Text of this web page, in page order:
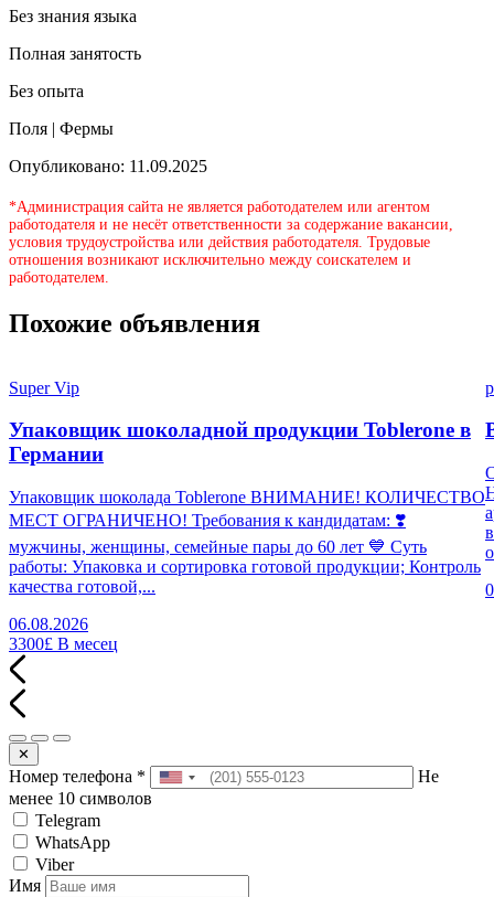
Без знания языка
Полная занятость
Без опыта
Поля | Фермы
Опубликовано: 11.09.2025
*Администрация сайта не является работодателем или агентом
работодателя и не несёт ответственности за содержание вакансии,
условия трудоустройства или действия работодателя. Трудовые
отношения возникают исключительно между соискателем и
работодателем.
Похожие объявления
Super Vip
Упаковщик шоколадной продукции Toblerone в
Германии
Упаковщик шоколада Toblerone ВНИМАНИЕ! КОЛИЧЕСТВО
МЕСТ ОГРАНИЧЕНО! Требования к кандидатам: ❣️
мужчины, женщины, семейные пары до 60 лет 💙 Суть
работы: Упаковка и сортировка готовой продукции; Контроль
качества готовой,...
06.08.2026
3300£ В месец
✕
Номер телефона *
Не
менее 10 символов
Telegram
WhatsApp
Viber
Имя